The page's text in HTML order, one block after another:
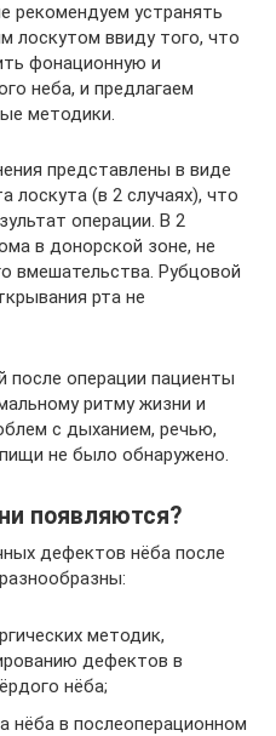
рекомендуем устранять
ввиду того, что
фонационную и
неба, и предлагаем
методики.
представлены в виде
лоскута (в 2 случаях), что
операции. В 2
в донорской зоне, не
вмешательства. Рубцовой
рта не
после операции пациенты
ритму жизни и
с дыханием, речью,
не было обнаружено.
появляются?
дефектов нёба после
методик,
дефектов в
нёба;
нёба в послеоперационном